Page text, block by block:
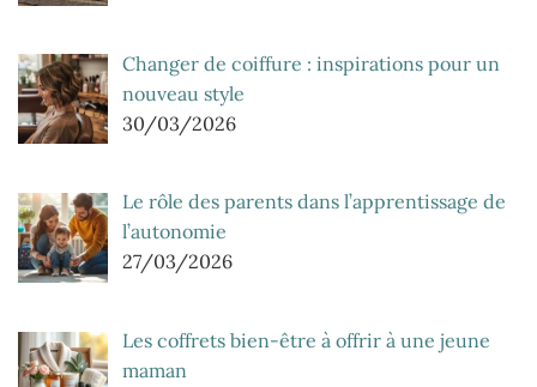
Changer de coiffure : inspirations pour un
nouveau style
30/03/2026
Le rôle des parents dans l’apprentissage de
l’autonomie
27/03/2026
Les coffrets bien-être à offrir à une jeune
maman